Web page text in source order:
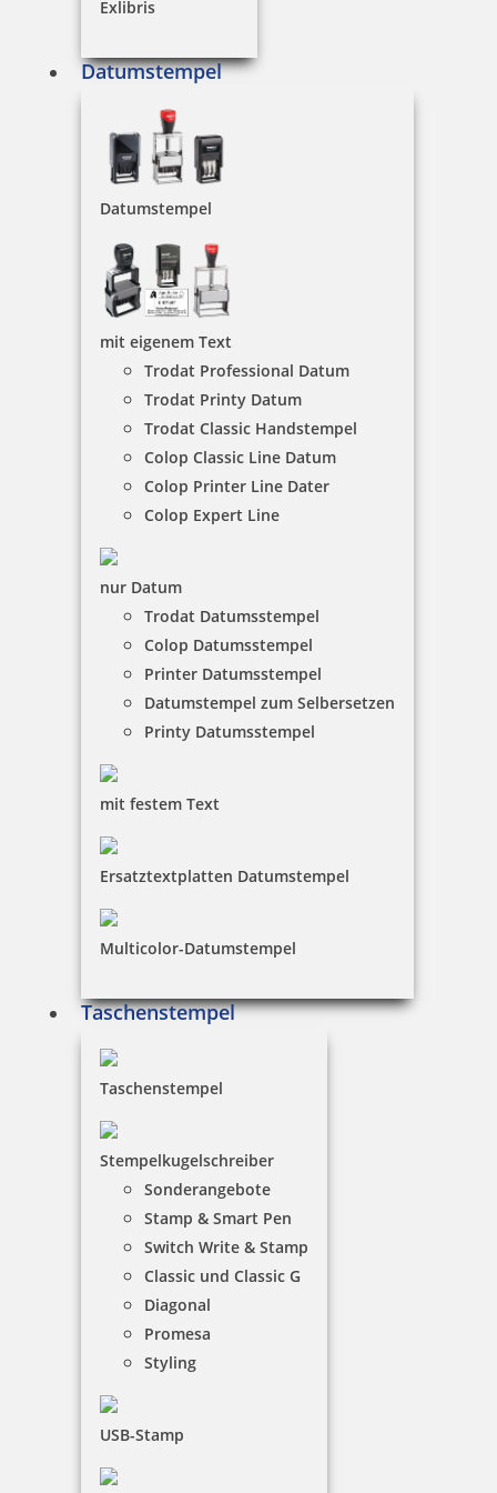
Exlibris
Datumstempel
Datumstempel
mit eigenem Text
Trodat Professional Datum
Trodat Printy Datum
Trodat Classic Handstempel
Colop Classic Line Datum
Colop Printer Line Dater
Colop Expert Line
nur Datum
Trodat Datumsstempel
Colop Datumsstempel
Printer Datumsstempel
Datumstempel zum Selbersetzen
Printy Datumsstempel
mit festem Text
Ersatztextplatten Datumstempel
Multicolor-Datumstempel
Taschenstempel
Taschenstempel
Stempelkugelschreiber
Sonderangebote
Stamp & Smart Pen
Switch Write & Stamp
Classic und Classic G
Diagonal
Promesa
Styling
USB-Stamp
Bestellen
Kupietz alkoholartiger Verdünner 405 für R09 250 ml
14,98 €
Kupietz alkoholartiger Verdünner 405 für R09 50 ml
Kupietz Verdünnung 410 für 8050, BA 4710, CO 4713 50 ml